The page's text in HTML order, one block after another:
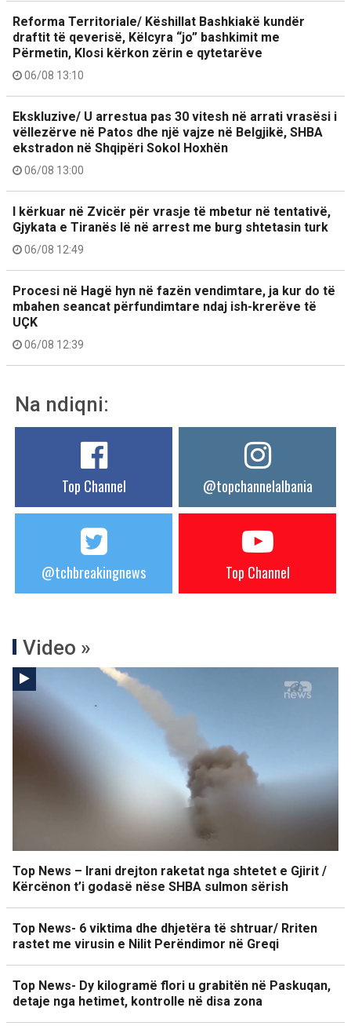
Reforma Territoriale/ Këshillat Bashkiakë kundër
draftit të qeverisë, Këlcyra “jo” bashkimit me
Përmetin, Klosi kërkon zërin e qytetarëve
06/08 13:10
Ekskluzive/ U arrestua pas 30 vitesh në arrati vrasësi i
vëllezërve në Patos dhe një vajze në Belgjikë, SHBA
ekstradon në Shqipëri Sokol Hoxhën
06/08 13:00
I kërkuar në Zvicër për vrasje të mbetur në tentativë,
Gjykata e Tiranës lë në arrest me burg shtetasin turk
06/08 12:49
Procesi në Hagë hyn në fazën vendimtare, ja kur do të
mbahen seancat përfundimtare ndaj ish-krerëve të
UÇK
06/08 12:39
Na ndiqni:
Top Channel @topchannelalbania
@tchbreakingnews Top Channel
Video »
Top News – Irani drejton raketat nga shtetet e Gjirit /
Kërcënon t’i godasë nëse SHBA sulmon sërish
Top News- 6 viktima dhe dhjetëra të shtruar/ Rriten
rastet me virusin e Nilit Perëndimor në Greqi
Top News- Dy kilogramë flori u grabitën në Paskuqan,
detaje nga hetimet, kontrolle në disa zona